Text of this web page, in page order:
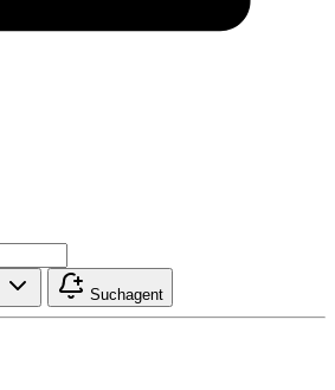
Suchagent